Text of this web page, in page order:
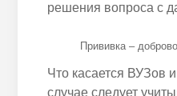
решения вопроса с
Прививка –
Что касается ВУЗов
случае следует